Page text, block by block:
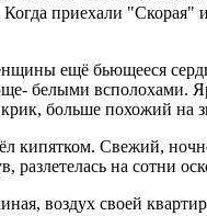
приехали
ещё бьющееся
белыми всполохами.
больше похожий на
кипятком. Свежий,
разлетелась на сотни
воздух своей